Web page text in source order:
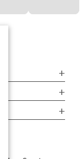
+
+
+